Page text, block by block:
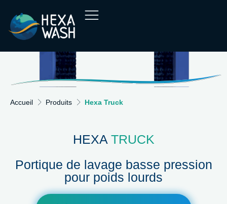
Accueil Produits Hexa Truck
HEXA TRUCK
Portique de lavage basse pression
pour poids lourds